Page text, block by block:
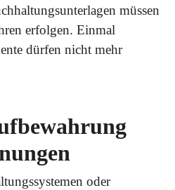
müssen
erfolgen. Einmal
dürfen nicht mehr
oder